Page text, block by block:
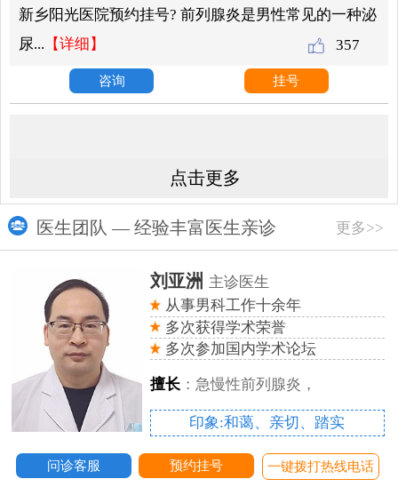
原因？
357
新乡阳光医院预约挂号? 前列腺炎是男性常见的一种泌
尿... 【详细】
咨询 挂号
点击更多
医生团队 — 经验丰富医生亲诊 更多>>
刘亚洲 主诊医生
从事男科工作十余年
多次获得学术荣誉
多次参加国内学术论坛
擅长：急慢性前列腺炎，
印象:和蔼、亲切、踏实
问诊客服 预约挂号 一键拨打热线电话